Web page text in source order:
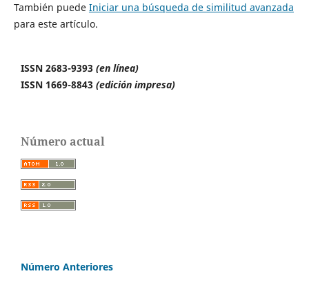
También puede Iniciar una búsqueda de similitud avanzada
para este artículo.
ISSN 2683-9393 (en línea)
ISSN 1669-8843 (edición impresa)
Número actual
Número Anteriores